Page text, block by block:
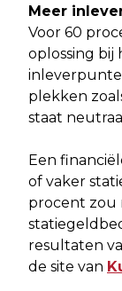
Meer
Voor 60
oplossing bij
plekken
staat
Een
of vaker
procent zou
resultaten
de site van